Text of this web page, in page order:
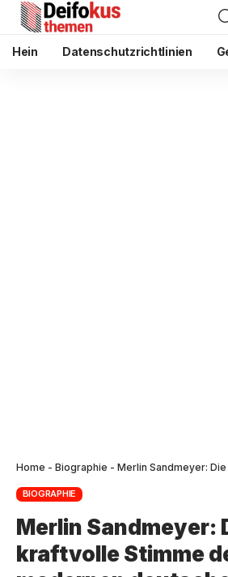
Hein Datenschutzrichtlinien
Home - Biographie - Merlin Sandmeyer: Die kraftvolle
BIOGRAPHIE
Merlin Sandmeyer:
kraftvolle Stimme